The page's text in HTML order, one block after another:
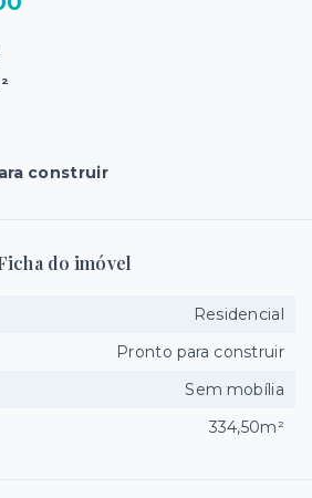
construir
do imóvel
Residencial
Pronto para construir
Sem mobília
334,50m²